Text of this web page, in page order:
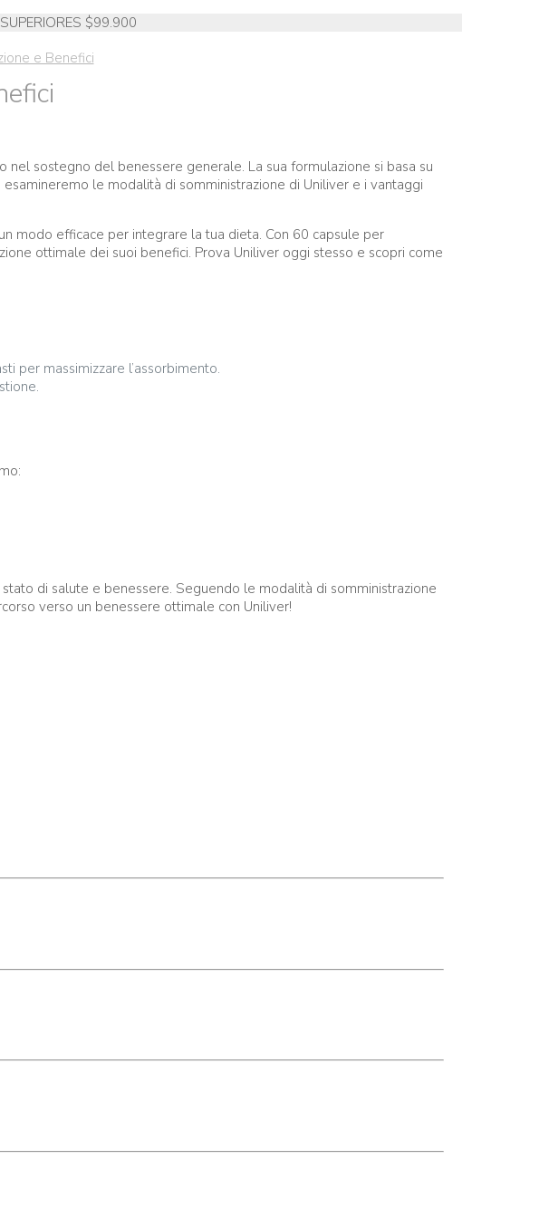
$99.900
e Benefici
sostegno del benessere generale. La sua formulazione si basa su
le modalità di somministrazione di Uniliver e i vantaggi
modo efficace per integrare la tua dieta. Con 60 capsule per
ottimale dei suoi benefici. Prova Uniliver oggi stesso e scopri come
per massimizzare l’assorbimento.
di salute e benessere. Seguendo le modalità di somministrazione
verso un benessere ottimale con Uniliver!